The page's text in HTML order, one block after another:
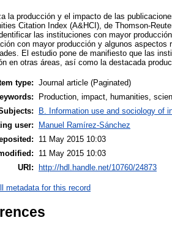
la producción y el impacto de las
Citation Index (A&HCI), de Thomson-
las instituciones con mayor
con mayor producción y algunos
El estudio pone de manifiesto que las
en otras áreas, así como la destacada
type:
Journal article (Paginated)
Production, impact, humanities,
B. Information use and sociology of
user:
Manuel Ramírez-Sánchez
11 May 2015 10:03
11 May 2015 10:03
URI:
http://hdl.handle.net/10760/24873
metadata for this record